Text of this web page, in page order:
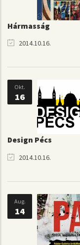
Hármasság
2014.10.16.
Okt.
16
Design Pécs
2014.10.16.
Aug.
14